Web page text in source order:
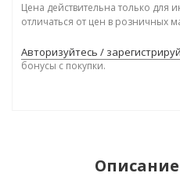
Цена действительна только для
отличаться от цен в розничных
Авторизуйтесь /
бонусы с покупки.
Описание